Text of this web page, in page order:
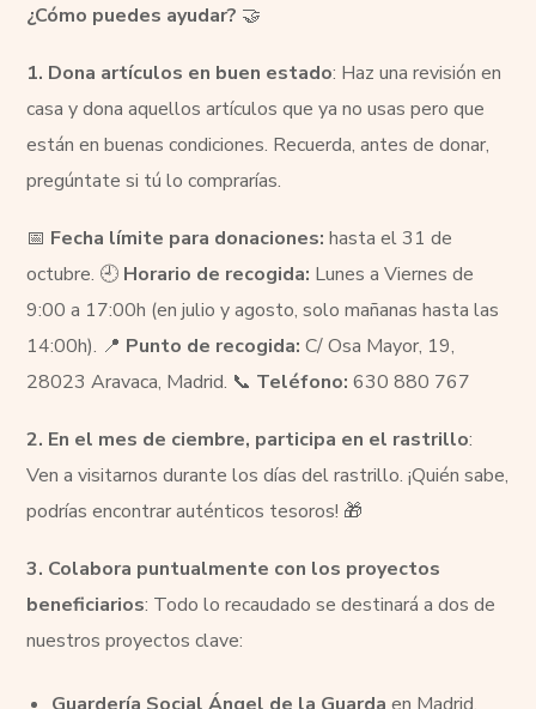
¿Cómo puedes ayudar? 🤝
1. Dona artículos en buen estado: Haz una revisión en
casa y dona aquellos artículos que ya no usas pero que
están en buenas condiciones. Recuerda, antes de donar,
pregúntate si tú lo comprarías.
📅 Fecha límite para donaciones: hasta el 31 de
octubre. 🕘 Horario de recogida: Lunes a Viernes de
9:00 a 17:00h (en julio y agosto, solo mañanas hasta las
14:00h). 📍 Punto de recogida: C/ Osa Mayor, 19,
28023 Aravaca, Madrid. 📞 Teléfono: 630 880 767
2. En el mes de ciembre, participa en el rastrillo:
Ven a visitarnos durante los días del rastrillo. ¡Quién sabe,
podrías encontrar auténticos tesoros! 🎁
3. Colabora puntualmente con los proyectos
beneficiarios: Todo lo recaudado se destinará a dos de
nuestros proyectos clave: